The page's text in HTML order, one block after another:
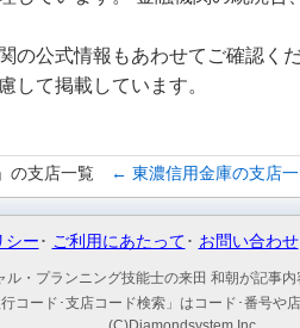
公式情報もあわせてご確認くだ
して掲載しています。
の支店一覧 ← 東濃信用金庫の支店
シー ご利用にあたって お問い合わせ
・プランニング技能士の来田 和朝が記事内
行コード･支店コード検索」はコード･番号や